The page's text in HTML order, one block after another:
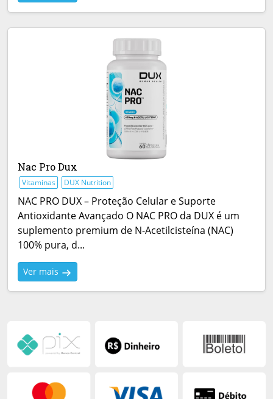
Nac Pro Dux
Vitaminas DUX Nutrition
NAC PRO DUX – Proteção Celular e Suporte
Antioxidante Avançado O NAC PRO da DUX é um
suplemento premium de N-Acetilcisteína (NAC)
100% pura, d...
Ver mais